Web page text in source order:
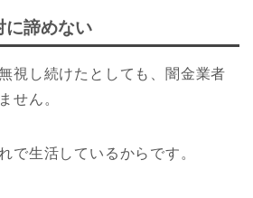
諦めない
視し続けたとしても、闇金業者
せん。
で生活しているからです。